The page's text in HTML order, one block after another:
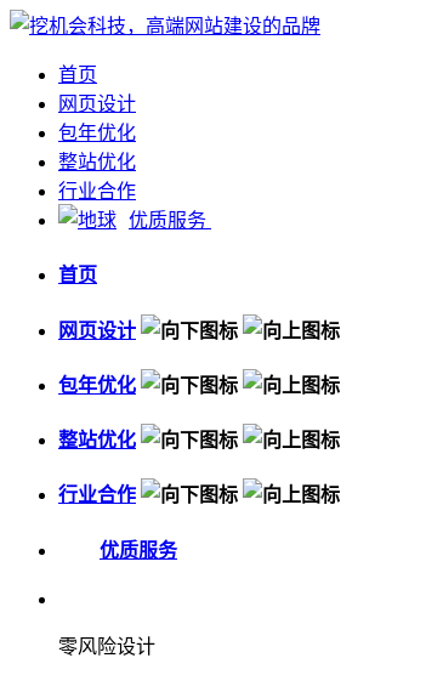
首页
网页设计
包年优化
整站优化
行业合作
优质服务
首页
网页设计
包年优化
整站优化
行业合作
优质服务
零风险设计